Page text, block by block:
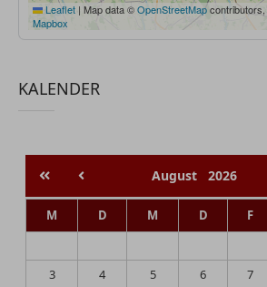
Leaflet | Map data ©OpenStreetMapcontributors,
Mapbox
KALENDER
August 2026
M D M D F
3
4 5 6 7